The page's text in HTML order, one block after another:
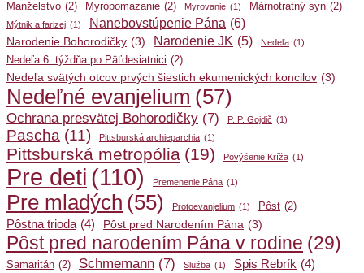
Manželstvo (2) Myropomazanie (2) Myrovanie (1) Márnotratný syn (2)
Mýtnik a farizej (1) Nanebovstúpenie Pána (6)
Narodenie Bohorodičky (3) Narodenie JK (5) Nedeľa (1)
Nedeľa 6. týždňa po Päťdesiatnici (2)
Nedeľa svätých otcov prvých šiestich ekumenických koncilov (3)
Nedeľné evanjelium (57)
Ochrana presvätej Bohorodičky (7) P. P. Gojdič (1)
Pascha (11) Pittsburská archieparchia (1)
Pittsburská metropólia (19) Povýšenie Kríža (1)
Pre deti (110) Premenenie Pána (1)
Pre mladých (55) Protoevanjelium (1) Pôst (2)
Pôstna trioda (4) Pôst pred Narodením Pána (3)
Pôst pred narodením Pána v rodine (29)
Samaritán (2) Schmemann (7) Služba (1) Spis Rebrík (4)